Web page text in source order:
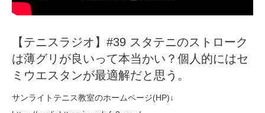
【テニスラジオ】#39 スタテニのストローク
は薄グリが良いって本当かい？個人的にはセ
ミウエスタンが最適解だと思う。
サンライトテニス教室のホームページ(HP)↓